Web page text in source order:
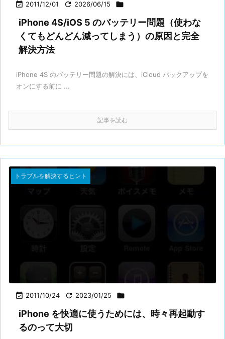
 2011/12/01  2026/06/15 
iPhone 4S/iOS 5 のバッテリー問題（使わな
くてもどんどん減ってしまう）の原因と完全
解決方法
iPhone 4S のバッテリー問題の解決には、iCloud バックアップを
オンにする前に ...
記事を読む
 2011/10/24  2023/01/25 
トラブルを解決するヒント
iPhone を快適に使うためには、時々再起動す
るのって大切